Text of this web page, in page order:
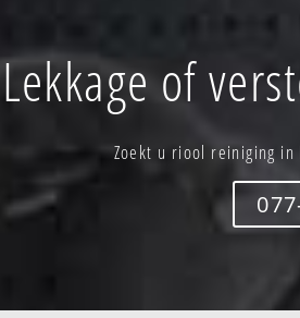
Lekkage of
Zoekt u riool reiniging in